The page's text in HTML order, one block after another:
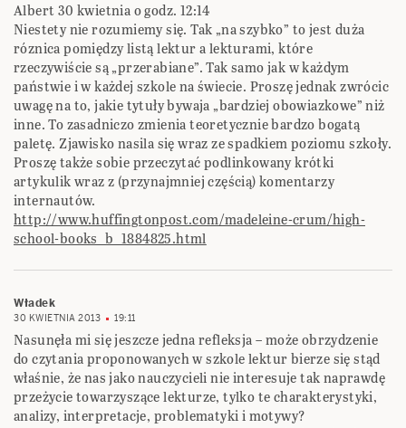
Albert 30 kwietnia o godz. 12:14
Niestety nie rozumiemy się. Tak „na szybko” to jest duża
róznica pomiędzy listą lektur a lekturami, które
rzeczywiście są „przerabiane”. Tak samo jak w każdym
państwie i w każdej szkole na świecie. Proszę jednak zwrócic
uwagę na to, jakie tytuły bywaja „bardziej obowiazkowe” niż
inne. To zasadniczo zmienia teoretycznie bardzo bogatą
paletę. Zjawisko nasila się wraz ze spadkiem poziomu szkoły.
Proszę także sobie przeczytać podlinkowany krótki
artykulik wraz z (przynajmniej częścią) komentarzy
internautów.
http://www.huffingtonpost.com/madeleine-crum/high-
school-books_b_1884825.html
Władek
30 KWIETNIA 2013 19:11
Nasunęła mi się jeszcze jedna refleksja – może obrzydzenie
do czytania proponowanych w szkole lektur bierze się stąd
właśnie, że nas jako nauczycieli nie interesuje tak naprawdę
przeżycie towarzyszące lekturze, tylko te charakterystyki,
analizy, interpretacje, problematyki i motywy?